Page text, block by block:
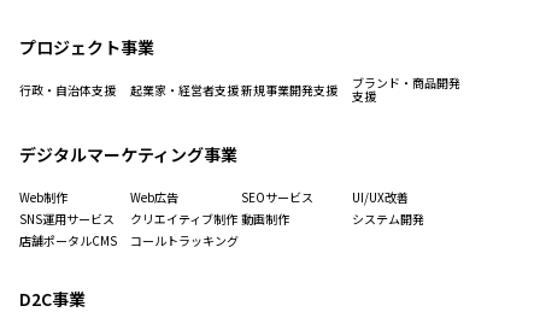
プロジェクト事業
行政・自治体支援 起業家・経営者支援新規事業開発支援 ブランド・商品開発
支援
デジタルマーケティング事業
Web制作 Web広告 SEOサービス
UI/UX改善
SNS運用サービス
クリエイティブ制作 動画制作
システム開発
店舗ポータルCMS
コールトラッキング
D2C事業